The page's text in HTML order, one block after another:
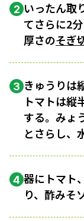
2 いったん取
てさらに2
厚さのそぎ
3 きゅうりは
トマトは縦
する。みょ
とさらし、
4 器にトマト
り、酢みそ